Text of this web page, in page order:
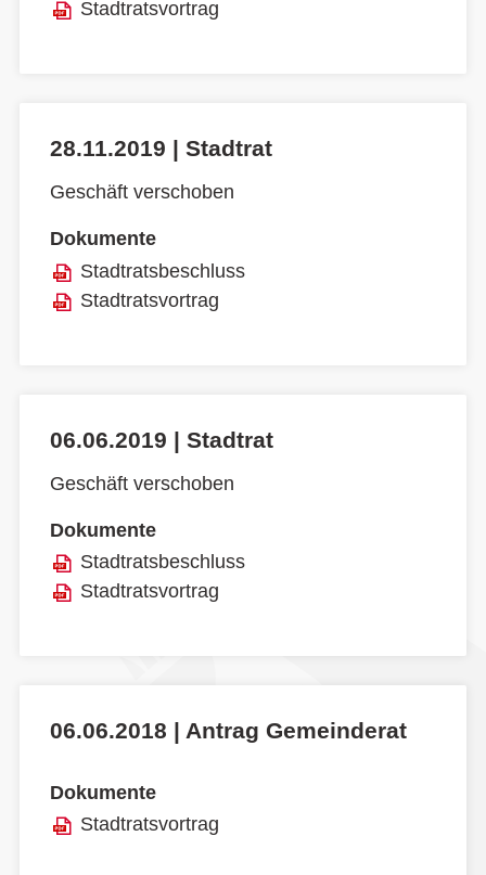
Stadtratsvortrag
28.11.2019 | Stadtrat
Geschäft verschoben
Dokumente
Stadtratsbeschluss
Stadtratsvortrag
06.06.2019 | Stadtrat
Geschäft verschoben
Dokumente
Stadtratsbeschluss
Stadtratsvortrag
06.06.2018 | Antrag Gemeinderat
Dokumente
Stadtratsvortrag